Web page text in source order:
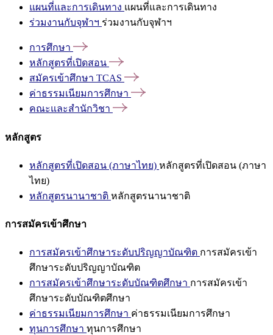
แผนที่และการเดินทาง แผนที่และการเดินทาง
ร่วมงานกับจุฬาฯ ร่วมงานกับจุฬาฯ
การศึกษา
หลักสูตรที่เปิดสอน
สมัครเข้าศึกษา TCAS
ค่าธรรมเนียมการศึกษา
คณะและสำนักวิชา
หลักสูตร
หลักสูตรที่เปิดสอน (ภาษาไทย) หลักสูตรที่เปิดสอน (ภาษา
ไทย)
หลักสูตรนานาชาติ หลักสูตรนานาชาติ
การสมัครเข้าศึกษา
การสมัครเข้าศึกษาระดับปริญญาบัณฑิต การสมัครเข้า
ศึกษาระดับปริญญาบัณฑิต
การสมัครเข้าศึกษาระดับบัณฑิตศึกษา การสมัครเข้า
ศึกษาระดับบัณฑิตศึกษา
ค่าธรรมเนียมการศึกษา ค่าธรรมเนียมการศึกษา
ทุนการศึกษา ทุนการศึกษา